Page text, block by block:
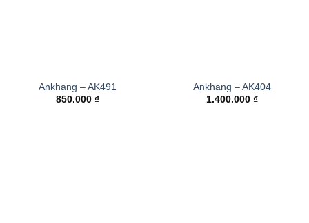
Ankhang – AK491
850.000 ₫
Ankhang – AK404
1.400.000 ₫